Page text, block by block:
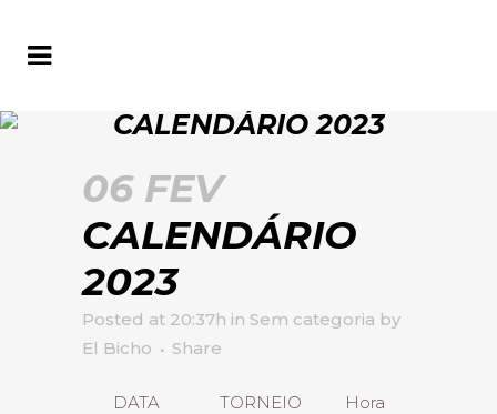
CALENDÁRIO 2023
06 FEV
CALENDÁRIO
2023
Posted at 20:37h in Sem categoria by
El Bicho
Share
DATA TORNEIO
Hora